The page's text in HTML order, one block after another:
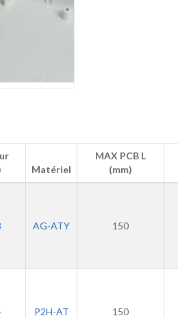
Matériel
MAX PCB L
(mm)
AG-ATY 150
P2H-AT 150